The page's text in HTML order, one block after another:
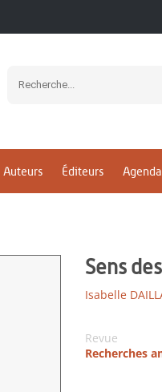
Auteurs Éditeurs Agenda
Sens
Isabelle
Revue
Recherches